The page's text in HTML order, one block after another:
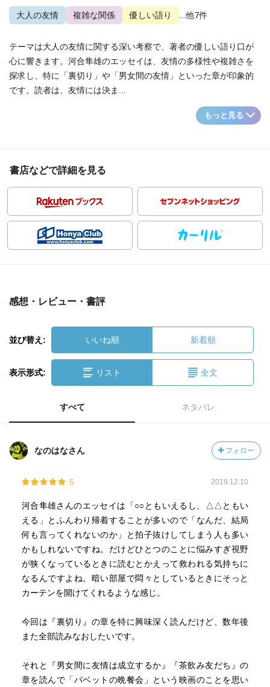
大人の友情 複雑な関係 優しい語り ...他7件
テーマは大人の友情に関する深い考察で、著者の優しい語り口が
心に響きます。河合隼雄のエッセイは、友情の多様性や複雑さを
探求し、特に「裏切り」や「男女間の友情」といった章が印象的
です。読者は、友情には決ま...
もっと見る
書店などで詳細を見る
感想・レビュー・書評
並び替え: いいね順 新着順
表示形式: リスト 全文
すべて ネタバレ
なのはなさん フォロー
5 2019.12.10
河合隼雄さんのエッセイは「○○ともいえるし、△△ともい
える」とふんわり帰着することが多いので「なんだ、結局
何も言ってくれないのか」と拍子抜けしてしまう人も多い
かもしれないですね。だけどひとつのことに悩みすぎ視野
が狭くなっているときに読むとかえって救われる気持ちに
なるんですよね。暗い部屋で悶々としているときにそっと
カーテンを開けてくれるような感じ。
今回は『裏切り』の章を特に興味深く読んだけど、数年後
また全部読みなおしたいです。
それと『男女間に友情は成立するか』『茶飲み友だち』の
章を読んで「バベットの晩餐会」という映画のことを思い